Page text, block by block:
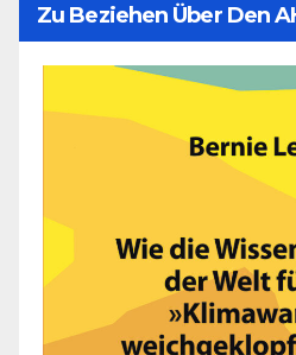
Zu Beziehen Über Den